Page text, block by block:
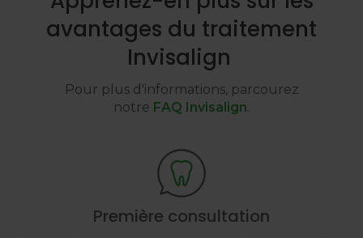
avantages du traitement
Invisalign
Pour plus d'informations, parcourez
notre FAQ Invisalign.
Première consultation